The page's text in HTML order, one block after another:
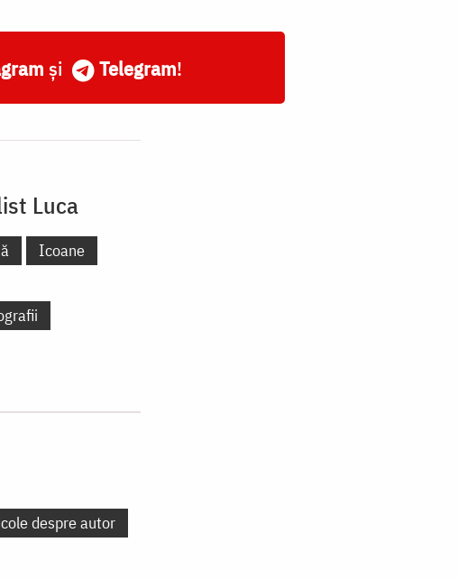
și Telegram!
Luca
Icoane
despre autor